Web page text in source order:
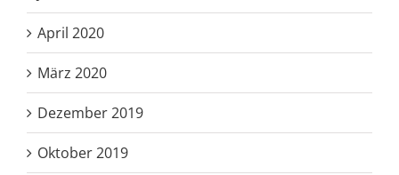
April 2020
März 2020
Dezember 2019
Oktober 2019